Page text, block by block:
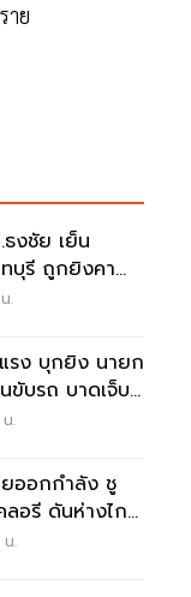
าย
ธงชัย เย็น
ทบุรี ถูกยิงคา
.
รง บุกยิง นายก
ขับรถ บาดเจ็บ
.
ยออกกำลัง ชู
อรี ดันห่างไกล
น.